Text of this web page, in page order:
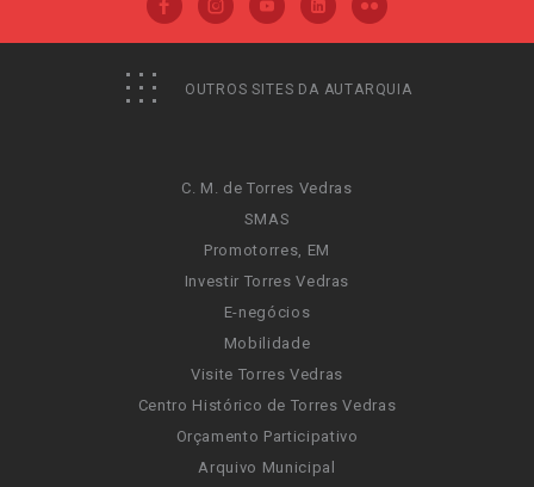
OUTROS SITES DA AUTARQUIA
C. M. de Torres Vedras
SMAS
Promotorres, EM
Investir Torres Vedras
E-negócios
Mobilidade
Visite Torres Vedras
Centro Histórico de Torres Vedras
Orçamento Participativo
Arquivo Municipal